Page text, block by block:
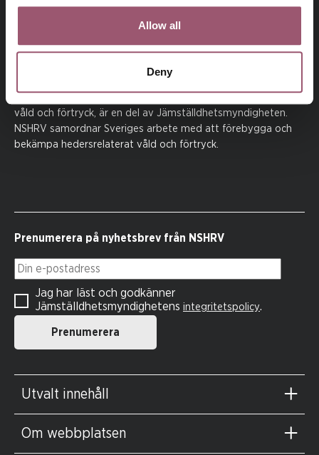
Allow all
Deny
Besök jamstalldhetsmyndigheten.se
våld och förtryck, är en del av Jämställdhetsmyndigheten.
NSHRV samordnar Sveriges arbete med att förebygga och
bekämpa hedersrelaterat våld och förtryck.
Prenumerera på nyhetsbrev från NSHRV
Din e-postadress
Prenumerera
Jag har läst och godkänner
Jämställdhetsmyndighetens integritetspolicy.
Utvalt innehåll
Om webbplatsen